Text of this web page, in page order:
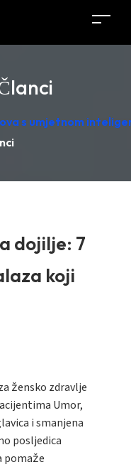
s umjetnom
dojilje: 7
koji
žensko zdravlje
Umor,
i smanjena
posljedica
pomaže